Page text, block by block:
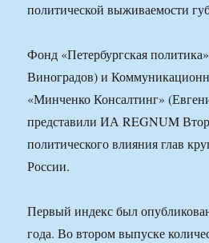
политической выживаемости
Фонд «Петербургская
Виноградов) и
«Минченко Консалтинг»
представили ИА REGNUM
политического влияния глав
России.
Первый индекс был
года. Во втором выпуске